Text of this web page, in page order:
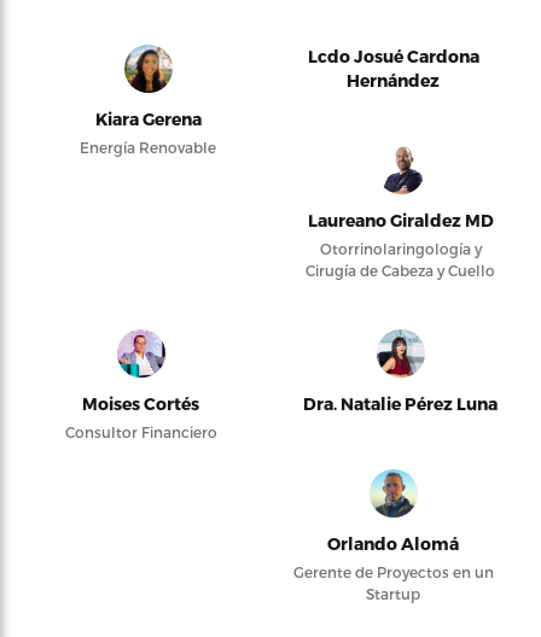
Kiara Gerena
Energía Renovable
Lcdo Josué Cardona
Hernández
Laureano Giraldez MD
Otorrinolaringología y
Cirugía de Cabeza y Cuello
Moises Cortés
Consultor Financiero
Dra. Natalie Pérez Luna
Orlando Alomá
Gerente de Proyectos en un
Startup